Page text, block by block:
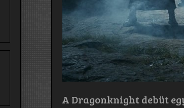
A Dragonknight debüt